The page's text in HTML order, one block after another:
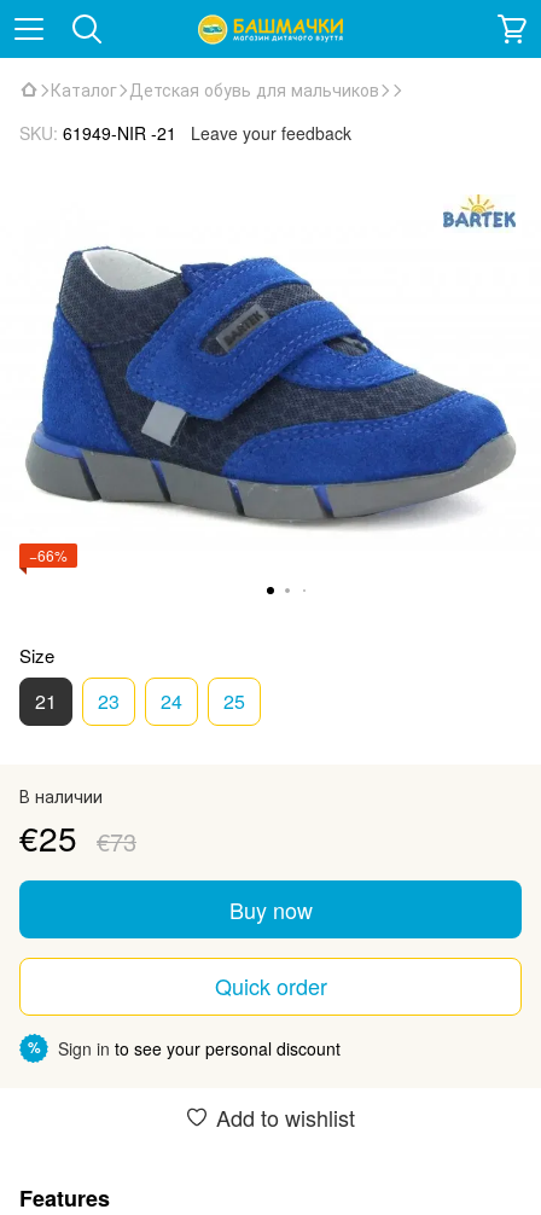
Каталог Детская обувь для мальчиков
SKU: 61949-NIR -21 Leave your feedback
−66%
Size
21 23 24 25
В наличии
€25 €73
Buy now
Quick order
% Sign in to see your personal discount
Add to wishlist
Features